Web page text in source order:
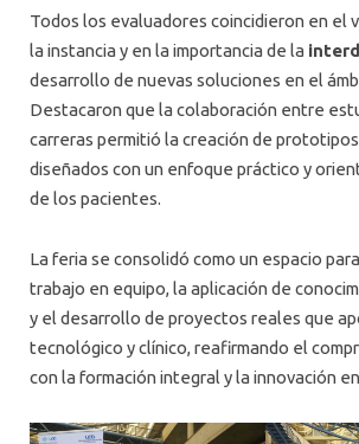
Todos los evaluadores coincidieron en el
la instancia y en la importancia de la
desarrollo de nuevas soluciones en el
Destacaron que la colaboración entre
carreras permitió la creación de
diseñados con un enfoque práctico y
de los pacientes.
La feria se consolidó como un espacio
trabajo en equipo, la aplicación de
y el desarrollo de proyectos reales que
tecnológico y clínico, reafirmando el
con la formación integral y la innovación